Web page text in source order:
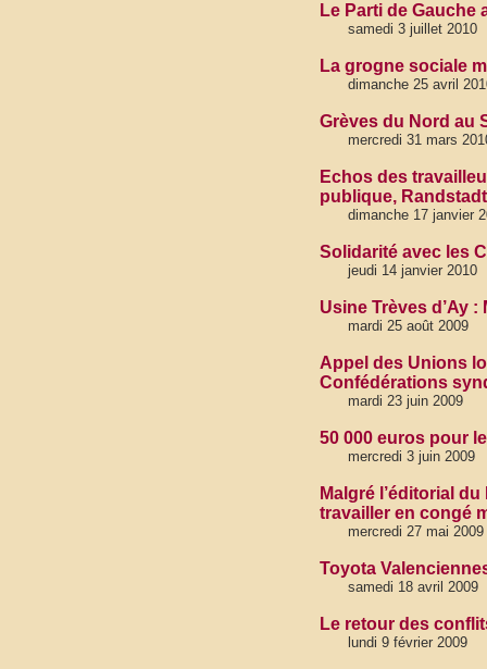
Le Parti de
samedi 3 juillet 2010
La grogne sociale
dimanche 25 avril
Grèves du Nord au
mercredi 31 mars
Echos des
publique,
dimanche 17 janvier
Solidarité avec les
jeudi 14 janvier 2010
Usine Trèves d’Ay
mardi 25 août 2009
Appel des Unions
Confédérations
mardi 23 juin 2009
50 000 euros pour
mercredi 3 juin 2009
Malgré l’éditorial
travailler en congé
mercredi 27 mai 2009
Toyota
samedi 18 avril 2009
Le retour des
lundi 9 février 2009